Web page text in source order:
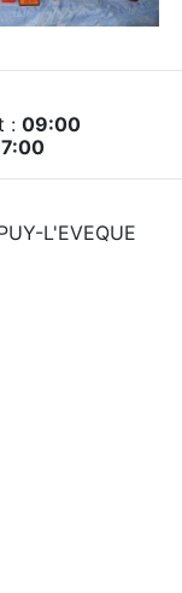
: 09:00
L'EVEQUE